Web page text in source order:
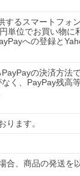
するスマートフォ
単位でお買い物
への登録と
の決済方法
く、PayPay残高
ります。
合、商品の発送